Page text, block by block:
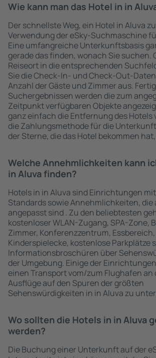
Wie kann man das Hotel in in
Der schnellste Weg, ein Hotel in Aluva
Verwendung der eSky-Suchmaschine
Eine umfangreiche Unterkunftsbasis
gerade das finden, wonach Sie suchen.
Reiseort in die entsprechenden
Sie die Check-In- und Check-Out-
Anzahl der Gäste und Zimmer aus.
Suchergebnissen werden die zum
Zeitpunkt verfügbaren Objekte
ganz einfach die Entfernung des Hotels
die Zahlungsmethode für die
der Sterne, die das Hotel bekommen
Welche Annehmlichkeiten kann
in Aluva finden?
Hotels in in Aluva sind Einrichtungen
Standards sowie Annehmlichkeiten, die
angepasst sind . Zu den beliebtesten
kostenloser WLAN-Zugang, SPA-Zone,
Zimmer, Konferenzzentrum, Essbereich,
Kinderspielecke, kostenlose Parkplätze
Informationsbroschüren über
der Umgebung. Einige der
einen Transport vom/zum Flughafen an
Ausflüge auf den Spuren der größten
Sehenswürdigkeiten in in Aluva zu
Wo sollten die Hotels in in Aluva
werden?
Die Buchung einer Unterkunft auf der